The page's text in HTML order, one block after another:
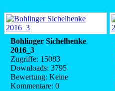
Bohlinger Sichelhenke
2016_3
Zugriffe: 15083
Downloads: 3795
Bewertung: Keine
Kommentare: 0